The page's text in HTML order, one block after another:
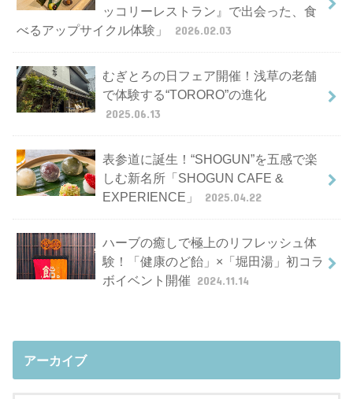
ッコリーレストラン』で出会った、食
べるアップサイクル体験」
2026.02.03
むぎとろの日フェア開催！浅草の老舗
で体験する“TORORO”の進化
2025.06.13
表参道に誕生！“SHOGUN”を五感で楽
しむ新名所「SHOGUN CAFE &
EXPERIENCE」
2025.04.22
ハーブの癒しで極上のリフレッシュ体
験！「健康のど飴」×「堀田湯」初コラ
ボイベント開催 2024.11.14
アーカイブ